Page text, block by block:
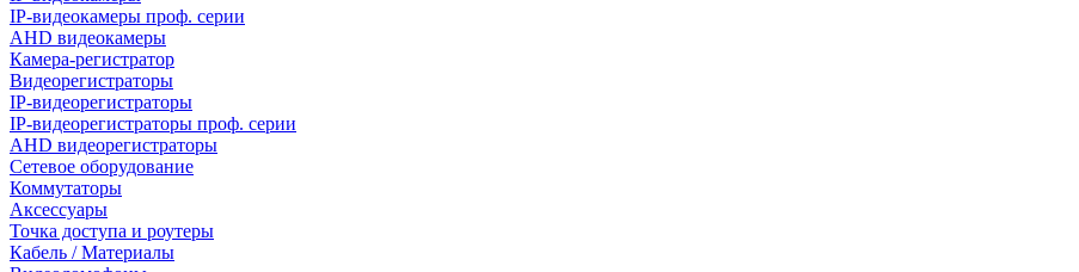
IP-видеокамеры проф. серии
AHD видеокамеры
Камера-регистратор
Видеорегистраторы
IP-видеорегистраторы
IP-видеорегистраторы проф. серии
AHD видеорегистраторы
Сетевое оборудование
Коммутаторы
Аксессуары
Точка доступа и роутеры
Кабель / Материалы